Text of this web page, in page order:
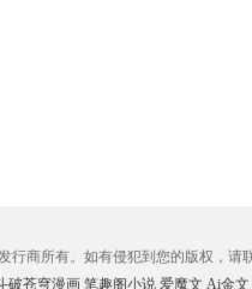
商所有。如有侵犯到您的版权，请
破苍穹漫画 笔趣阁小说 爱魔文 Ai金文